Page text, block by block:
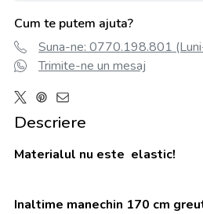
Cum te putem ajuta?
Suna-ne: 0770.198.801
Trimite-ne un mesaj
Descriere
Materialul nu este elastic!
Inaltime manechin 170 cm